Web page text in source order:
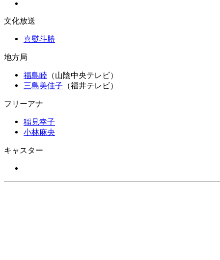
文化放送
喜熨斗勝
地方局
福島睦 （山陰中央テレビ）
三島美佳子 （福井テレビ）
フリーアナ
稲見幸子
小林麻央
キャスター